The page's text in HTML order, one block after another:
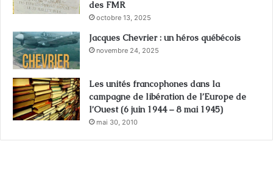
des FMR
octobre 13, 2025
Jacques Chevrier : un héros québécois
novembre 24, 2025
Les unités francophones dans la
campagne de libération de l’Europe de
l’Ouest (6 juin 1944 – 8 mai 1945)
mai 30, 2010